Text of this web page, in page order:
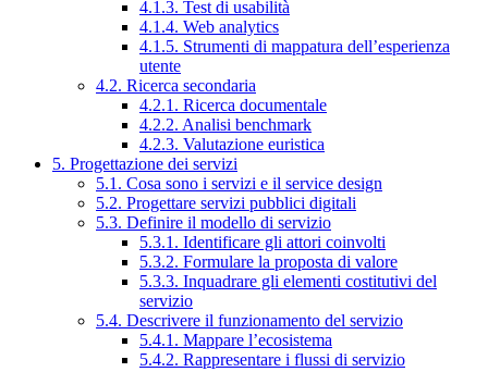
4.1.3. Test di usabilità
4.1.4. Web analytics
4.1.5. Strumenti di mappatura dell’esperienza
utente
4.2. Ricerca secondaria
4.2.1. Ricerca documentale
4.2.2. Analisi benchmark
4.2.3. Valutazione euristica
5. Progettazione dei servizi
5.1. Cosa sono i servizi e il service design
5.2. Progettare servizi pubblici digitali
5.3. Definire il modello di servizio
5.3.1. Identificare gli attori coinvolti
5.3.2. Formulare la proposta di valore
5.3.3. Inquadrare gli elementi costitutivi del
servizio
5.4. Descrivere il funzionamento del servizio
5.4.1. Mappare l’ecosistema
5.4.2. Rappresentare i flussi di servizio